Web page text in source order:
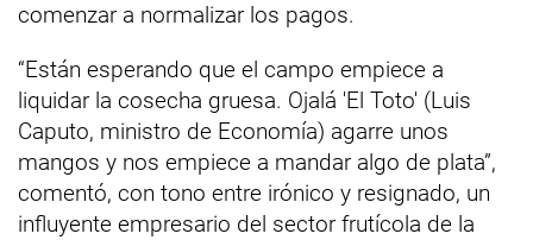
comenzar a normalizar los pagos.
“Están esperando que el campo empiece a
liquidar la cosecha gruesa. Ojalá 'El Toto' (Luis
Caputo, ministro de Economía) agarre unos
mangos y nos empiece a mandar algo de plata”,
comentó, con tono entre irónico y resignado, un
influyente empresario del sector frutícola de la